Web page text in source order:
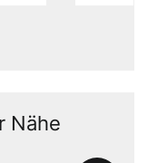
Nähe